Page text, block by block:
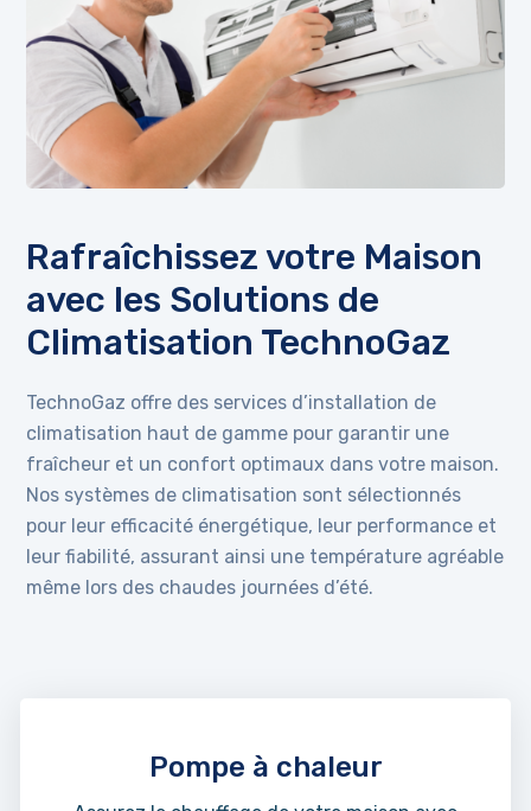
Rafraîchissez votre Maison
avec les Solutions de
Climatisation TechnoGaz
TechnoGaz offre des services d’installation de
climatisation haut de gamme pour garantir une
fraîcheur et un confort optimaux dans votre maison.
Nos systèmes de climatisation sont sélectionnés
pour leur efficacité énergétique, leur performance et
leur fiabilité, assurant ainsi une température agréable
même lors des chaudes journées d’été.
Pompe à chaleur